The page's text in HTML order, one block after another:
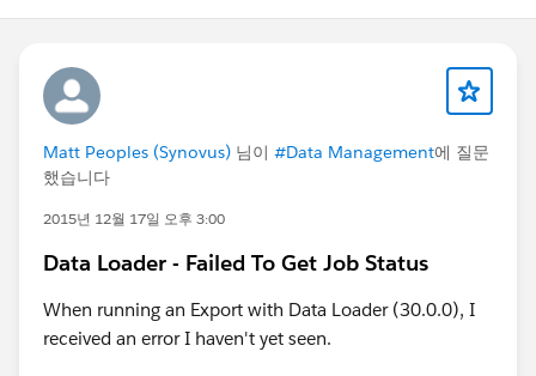
Matt Peoples (Synovus) 님이 #Data Management에 질문
했습니다
2015년 12월 17일 오후 3:00
Data Loader - Failed To Get Job Status
When running an Export with Data Loader (30.0.0), I
received an error I haven't yet seen.